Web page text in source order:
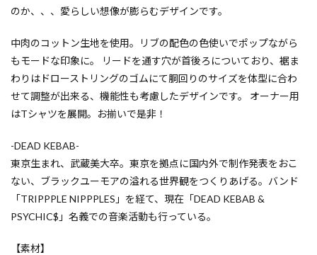
のか、、、愛らしい想像が膨らむデザインです。
中肉のコットン生地を使用。リブの配色の色使いでポップながら
もモードな印象に。 リードを通す穴が首後ろについており、裾ま
わりはドローストリングのゴムにて胴回りのサイズを体型に合わ
せて調整が出来る、機能性も考慮したデザインです。 オーナー用
はTシャツを展開。お揃いで是非！
-DEAD KEBAB-
東京生まれ、武蔵美大卒。東京を拠点に国内外で制作発表をおこ
ない、ブラックユーモアの溢れる世界観をつくりあげる。バンド
「TRIPPPLE NIPPPLES」を経て、現在「DEAD KEBAB &
PSYCHIC$」名義での音楽活動も行っている。
【素材】